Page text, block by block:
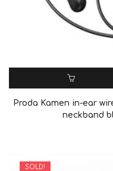
ΠΡΟΣΘΉΚΗ ΣΤΟ ΚΑΛΆΘΙ
Proda Kamen in-ear
neckband
SOLD!